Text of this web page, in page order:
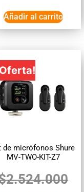
Añadir al carrito
de micrófonos Shure
MV-TWO-KIT-Z7
2.524.000